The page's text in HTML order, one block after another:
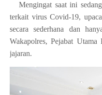
Mengingat saat ini
terkait virus Covid-19,
secara sederhana dan
Wakapolres, Pejabat
jajaran.